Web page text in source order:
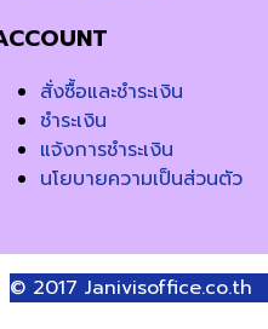
สั่งซื้อและชำระเงิน
ชำระเงิน
แจ้งการชำระเงิน
นโยบายความเป็นส่วนตัว
© 2017 Janivisoffice.co.th